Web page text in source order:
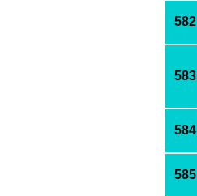
582
583
584
585